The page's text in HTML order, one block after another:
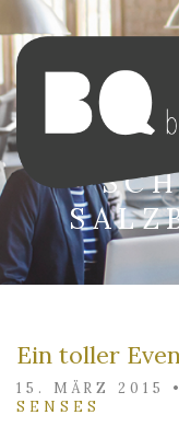
Ein toller
15. MÄRZ 2015
SENSES